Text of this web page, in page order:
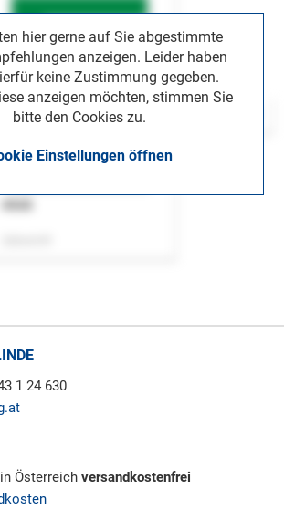
hier gerne auf Sie abgestimmte
anzeigen. Leider haben
keine Zustimmung gegeben.
anzeigen möchten, stimmen Sie
bitte den Cookies zu.
Einstellungen öffnen
1 24 630
Österreich versandkostenfrei